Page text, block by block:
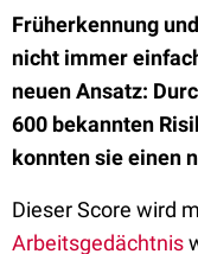
Früherkennung
nicht immer
neuen Ansatz:
600 bekannten
konnten sie einen
Dieser Score wird
Arbeitsgedächtnis